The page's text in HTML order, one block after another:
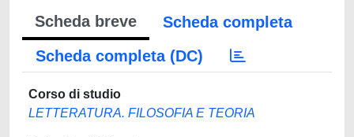
Scheda breve
Scheda completa
Scheda completa (DC)
Corso di studio
LETTERATURA. FILOSOFIA E TEORIA